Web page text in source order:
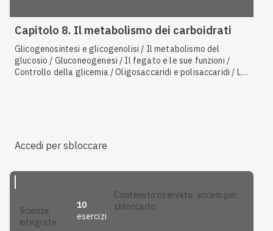
Capitolo 8. Il metabolismo dei carboidrati
Glicogenosintesi e glicogenolisi / Il metabolismo del
glucosio / Gluconeogenesi / Il fegato e le sue funzioni /
Controllo della glicemia / Oligosaccaridi e polisaccaridi / Le
Accedi per sbloccare
scienze
integrate
10
esercizi
contenuto riservato: accedi per
sbloccarlo.